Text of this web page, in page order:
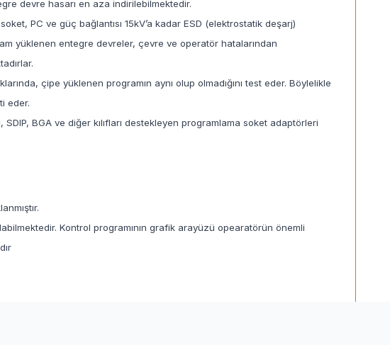
devre hasarı en aza indirilebilmektedir.
PC ve güç bağlantısı 15kV’a kadar ESD (elektrostatik deşarj)
yüklenen entegre devreler, çevre ve operatör hatalarından
çipe yüklenen programın aynı olup olmadığını test eder. Böylelikle
eder.
SDIP, BGA ve diğer kılıfları destekleyen programlama soket adaptörleri
Kontrol programının grafik arayüzü opearatörün önemli